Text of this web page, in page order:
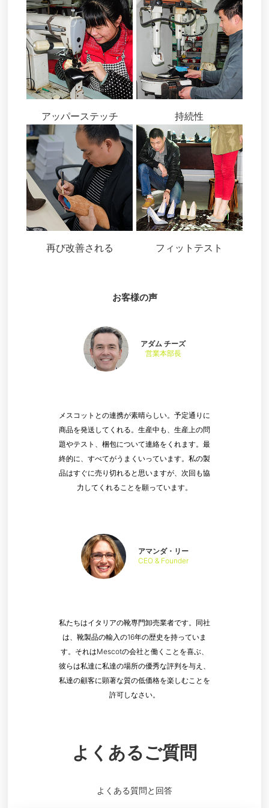
アッパーステッチ 持続性
再び改善される フィットテスト
お客様の声
私たちはイタリアの靴専門卸売業者です。同社
は、靴製品の輸入の16年の歴史を持っていま
す。それはMescotの会社と働くことを喜ぶ、
彼らは私達に私達の場所の優秀な評判を与え、
私達の顧客に顕著な質の低価格を楽しむことを
許可しなさい。
アマンダ・リー
CEO & Founder
メスコットとの連携が素晴らしい。予定通りに
商品を発送してくれる。生産中も、生産上の問
題やテスト、梱包について連絡をくれます。最
終的に、すべてがうまくいっています。私の製
品はすぐに売り切れると思いますが、次回も協
力してくれることを願っています。
アダム チーズ
営業本部長
よくあるご質問
よくある質問と回答